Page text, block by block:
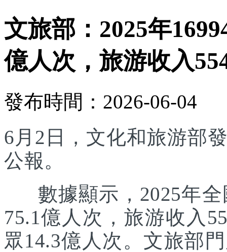
文旅部：2025年
億人次，旅游收入
發布時間：2026-06-04
6月2日，文化和旅游部
公報。
數據顯示，2025年全
75.1億人次，旅游收入
眾14.3億人次。文旅部